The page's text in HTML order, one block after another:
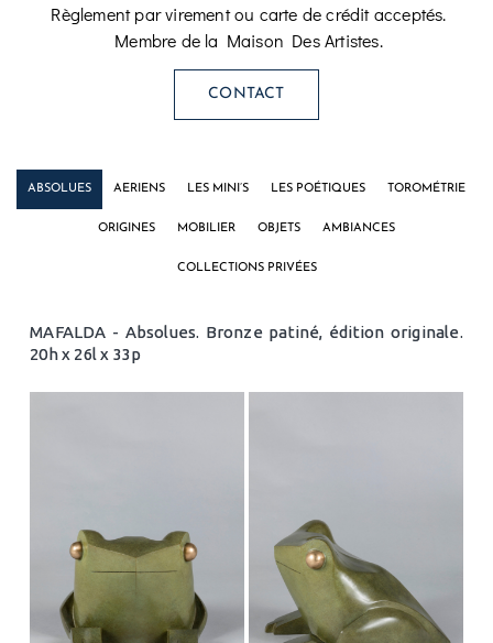
Règlement par virement ou carte de crédit acceptés.
Membre de la Maison Des Artistes.
CONTACT
ABSOLUES AERIENS LES MINI’S LES POÉTIQUES TOROMÉTRIE
ORIGINES MOBILIER OBJETS AMBIANCES
COLLECTIONS PRIVÉES
MAFALDA - Absolues. Bronze patiné, édition originale.
20h x 26l x 33p